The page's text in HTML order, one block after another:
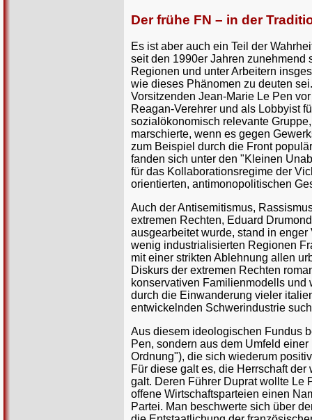
Der frühe FN – in der
Es ist aber auch ein Teil der
seit den 1990er Jahren zunehmend
Regionen und unter Arbeitern
wie dieses Phänomen zu deuten
Vorsitzenden Jean-Marie Le Pen
Reagan-Verehrer und als Lobbyist
sozialökonomisch relevante
marschierte, wenn es gegen
zum Beispiel durch die Front
fanden sich unter den "Kleinen
für das Kollaborationsregime der
orientierten, antimonopolitischen
Auch der Antisemitismus,
extremen Rechten, Eduard
ausgearbeitet wurde, stand in
wenig industrialisierten Regionen
mit einer strikten Ablehnung allen
Diskurs der extremen Rechten
konservativen Familienmodells
durch die Einwanderung vieler
entwickelnden Schwerindustrie
Aus diesem ideologischen Fundus
Pen, sondern aus dem Umfeld
Ordnung"), die sich wiederum
Für diese galt es, die Herrschaft
galt. Deren Führer Duprat wollte Le
offene Wirtschaftsparteien einen
Partei. Man beschwerte sich über